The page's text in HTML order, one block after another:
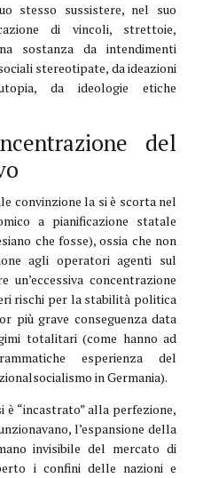
stesso sussistere, nel suo
di vincoli, strettoie,
sostanza da intendimenti
stereotipate, da ideazioni
da ideologie etiche
del
convinzione la si è scorta nel
a pianificazione statale
che fosse), ossia che non
agli operatori agenti sul
un’eccessiva concentrazione
rischi per la stabilità politica
più grave conseguenza data
totalitari (come hanno ad
esperienza del
in Germania).
“incastrato” alla perfezione,
l’espansione della
invisibile del mercato di
i confini delle nazioni e